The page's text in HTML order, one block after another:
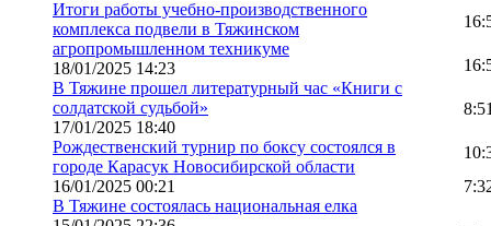
Итоги работы учебно-производственного
комплекса подвели в Тяжинском
агропромышленном техникуме
18/01/2025 14:23
В Тяжине прошел литературный час «Книги с
солдатской судьбой»
17/01/2025 18:40
Рождественский турнир по боксу состоялся в
городе Карасук Новосибирской области
16/01/2025 00:21
В Тяжине состоялась национальная елка